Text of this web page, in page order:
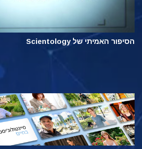
הסיפור האמיתי של Scientology